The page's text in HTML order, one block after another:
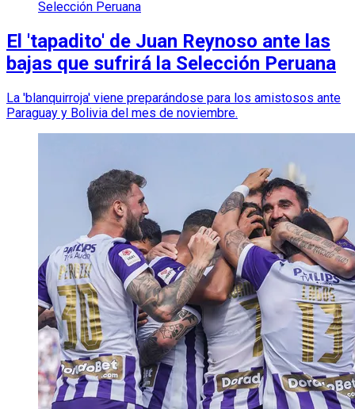
Selección Peruana
El 'tapadito' de Juan Reynoso ante las
bajas que sufrirá la Selección Peruana
La 'blanquirroja' viene preparándose para los amistosos ante
Paraguay y Bolivia del mes de noviembre.